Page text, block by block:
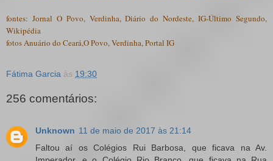
fontes: Jornal O Povo, Verdinha, Diário do Nordeste, IG-Último Segundo,
Wikipédia
fotos Anuário do Ceará,O Povo, Verdinha, Portal IG
Fátima Garcia às 19:30
256 comentários:
Unknown 11 de maio de 2017 às 21:14
Faltou aí os Colégios Rui Barbosa, que ficava na Av.